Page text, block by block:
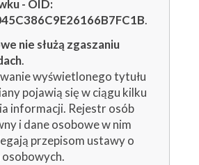
- OID:
.
nie służą zgaszaniu
.
wyświetlonego tytułu
pojawią się w ciągu kilku
informacji. Rejestr osób
i dane osobowe w nim
przepisom ustawy o